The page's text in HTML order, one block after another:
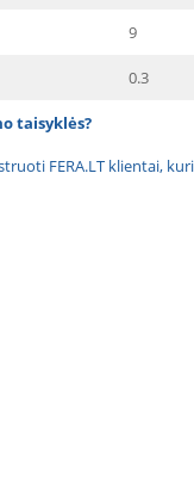
9
0.3
taisyklės?
FERA.LT klientai,